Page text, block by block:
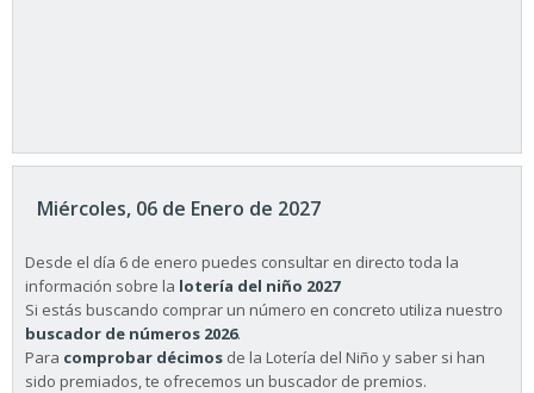
Miércoles, 06 de Enero de 2027
Desde el día 6 de enero puedes consultar en directo toda la
información sobre la lotería del niño 2027
Si estás buscando comprar un número en concreto utiliza nuestro
buscador de números 2026.
Para comprobar décimos de la Lotería del Niño y saber si han
sido premiados, te ofrecemos un buscador de premios.